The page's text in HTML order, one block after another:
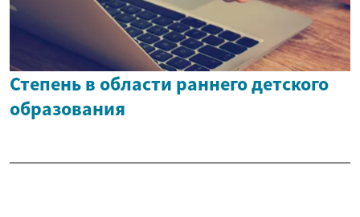
Степень в области раннего детского
образования